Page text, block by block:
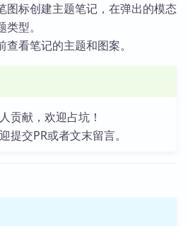
图标创建主题笔记，在弹出的模态
型。
看笔记的主题和图案。
贡献，欢迎占坑！
提交PR或者文末留言。